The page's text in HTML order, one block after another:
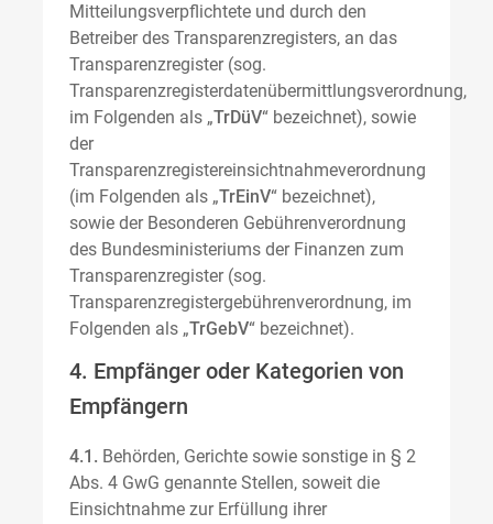
Mitteilungsverpflichtete und durch den
Betreiber des Transparenzregisters, an das
Transparenzregister (sog.
Transparenzregisterdatenübermittlungsverordnung,
im Folgenden als „TrDüV“ bezeichnet), sowie
der
Transparenzregistereinsichtnahmeverordnung
(im Folgenden als „TrEinV“ bezeichnet),
sowie der Besonderen Gebührenverordnung
des Bundesministeriums der Finanzen zum
Transparenzregister (sog.
Transparenzregistergebührenverordnung, im
Folgenden als „TrGebV“ bezeichnet).
4. Empfänger oder Kategorien von
Empfängern
4.1. Behörden, Gerichte sowie sonstige in § 2
Abs. 4 GwG genannte Stellen, soweit die
Einsichtnahme zur Erfüllung ihrer